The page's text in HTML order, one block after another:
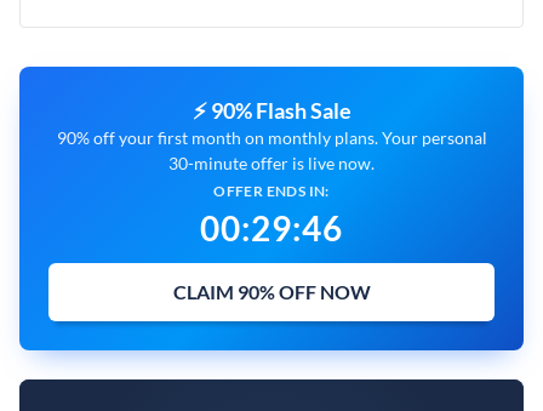
⚡ 90% Flash Sale
90% off your first month on monthly plans. Your personal
30-minute offer is live now.
OFFER ENDS IN:
00:29:45
CLAIM 90% OFF NOW